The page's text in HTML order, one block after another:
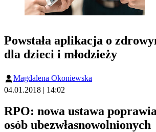
Powstała aplikacja o
dla dzieci i młodzieży
Magdalena Okoniewska
04.01.2018 | 14:02
RPO: nowa ustawa
osób ubezwłasnowolnionych